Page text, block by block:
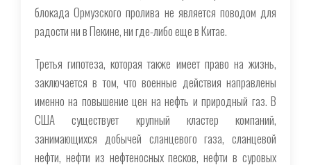
блокада Ормузского пролива не является поводом для
радости ни в Пекине, ни где-либо еще в Китае.
Третья гипотеза, которая также имеет право на жизнь,
заключается в том, что военные действия направлены
именно на повышение цен на нефть и природный газ. В
США существует крупный кластер компаний,
занимающихся добычей сланцевого газа, сланцевой
нефти, нефти из нефтеносных песков, нефти в суровых